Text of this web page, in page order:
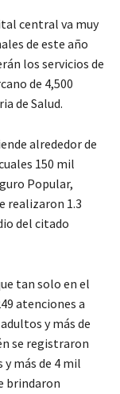
central va muy
de este año
los servicios de
de 4,500
de Salud.
alrededor de
150 mil
Popular,
realizaron 1.3
del citado
tan solo en el
atenciones a
y más de
se registraron
y más de 4 mil
brindaron